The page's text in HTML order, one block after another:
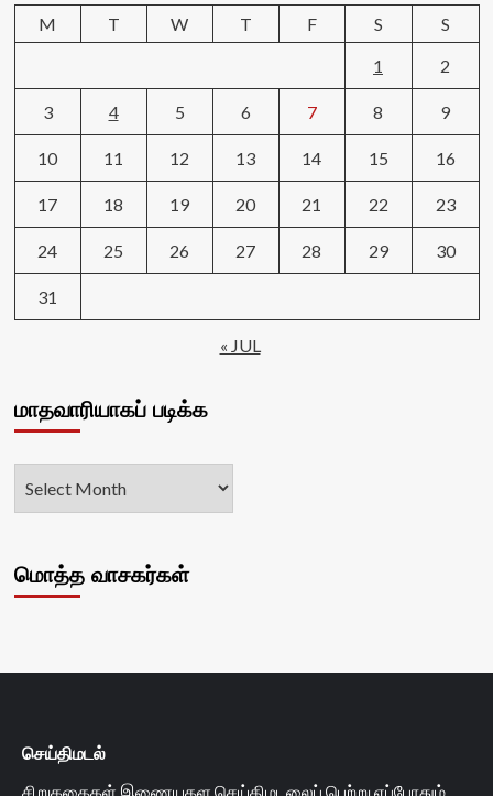
M
T W T F S
S
1
2
3 4 5 6 7 8 9
10 11 12 13 14 15 16
17 18 19 20 21 22 23
24 25 26 27 28 29 30
31
« JUL
மாதவாரியாகப் படிக்க
மொத்த வாசகர்கள்
செய்திமடல்
சிறுகதைகள் இணையதள செய்திமடலைப் பெற்று எப்போதும்